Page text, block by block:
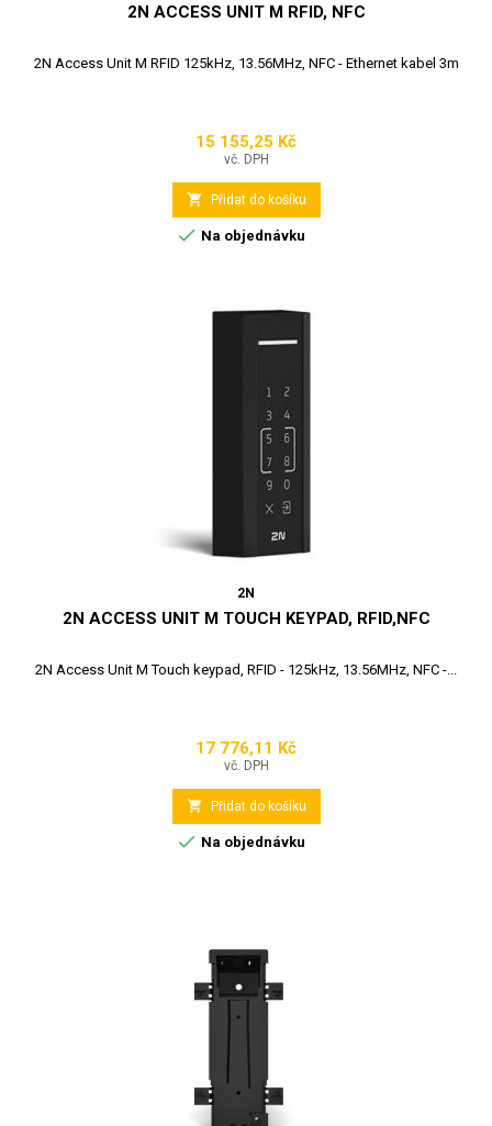
2N ACCESS UNIT M RFID, NFC
2N Access Unit M RFID 125kHz, 13.56MHz, NFC - Ethernet kabel 3m
Cena
15 155,25 Kč
vč. DPH
 Přidat do košíku
 Na objednávku
2N
2N ACCESS UNIT M TOUCH KEYPAD, RFID,NFC
2N Access Unit M Touch keypad, RFID - 125kHz, 13.56MHz, NFC -...
Cena
17 776,11 Kč
vč. DPH
 Přidat do košíku
 Na objednávku